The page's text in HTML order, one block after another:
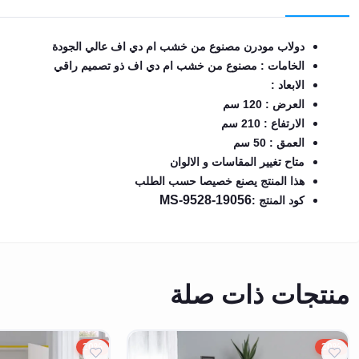
EN
تسجيل
الدخول
اشترك
الآن
دولاب مودرن مصنوع من خشب ام دي اف عالي الجودة
الخامات : مصنوع من خشب ام دي اف ذو تصميم راقي
الابعاد :
العرض : 120 سم
الارتفاع : 210 سم
العمق : 50 سم
متاح تغيير المقاسات و الالوان
هذا المنتج يصنع خصيصا حسب الطلب
كود المنتج :MS-9528-19056
منتجات ذات صلة
20%
20%